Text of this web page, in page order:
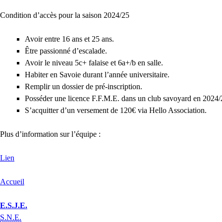
Condition d’accès pour la saison 2024/25
Avoir entre 16 ans et 25 ans.
Être passionné d’escalade.
Avoir le niveau 5c+ falaise et 6a+/b en salle.
Habiter en Savoie durant l’année universitaire.
Remplir un dossier de pré-inscription.
Posséder une licence F.F.M.E. dans un club savoyard en
S’acquitter d’un versement de 120€ via Hello Association.
Plus d’information sur l’équipe :
Lien
Accueil
E.S.J.E.
S.N.E.